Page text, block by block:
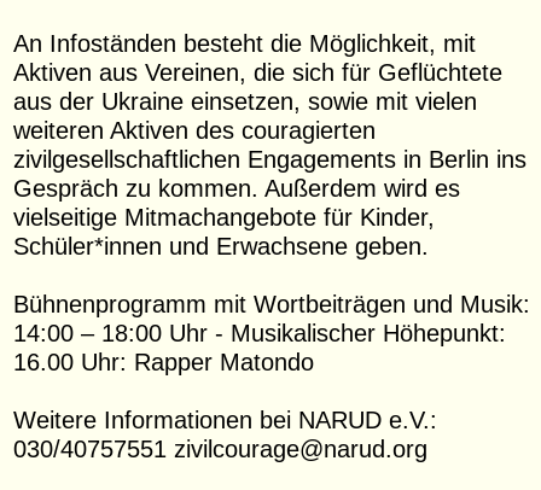
An Infoständen besteht die Möglichkeit, mit
Aktiven aus Vereinen, die sich für Geflüchtete
aus der Ukraine einsetzen, sowie mit vielen
weiteren Aktiven des couragierten
zivilgesellschaftlichen Engagements in Berlin ins
Gespräch zu kommen. Außerdem wird es
vielseitige Mitmachangebote für Kinder,
Schüler*innen und Erwachsene geben.
Bühnenprogramm mit Wortbeiträgen und Musik:
14:00 – 18:00 Uhr - Musikalischer Höhepunkt:
16.00 Uhr: Rapper Matondo
Weitere Informationen bei NARUD e.V.:
030/40757551 zivilcourage@narud.org